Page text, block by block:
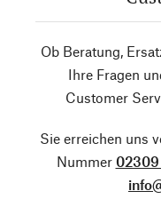
Ob Beratung,
Ihre Fragen
Customer
Sie erreichen uns
Nummer